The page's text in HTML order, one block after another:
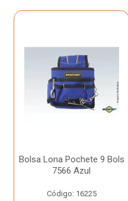
Bolsa Lona Pochete 9 Bols
7566 Azul
Código: 16225